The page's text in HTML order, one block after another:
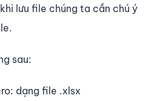
lưu file chúng ta cần chú ý
sau:
dạng file .xlsx